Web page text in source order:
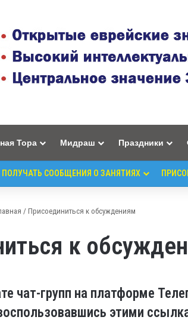
Тора Мидраш Праздники
ПОЛУЧАТЬ СООБЩЕНИЯ О ЗАНЯТИЯХ
/ Присоединиться к обсуждениям
к
чат-групп на платформе
этими